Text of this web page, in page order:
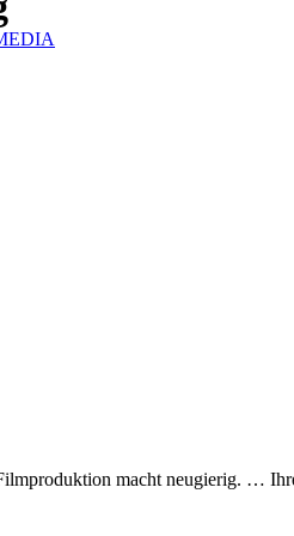
macht neugierig. …